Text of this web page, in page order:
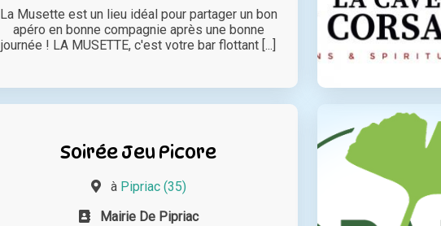
La Musette est un lieu idéal pour partager un bon
apéro en bonne compagnie après une bonne
journée ! LA MUSETTE, c'est votre bar flottant [...]
Soirée Jeu Picore
à Pipriac (35)
Mairie De Pipriac